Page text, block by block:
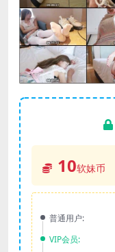
10软妹币
普通用户:
VIP会员: